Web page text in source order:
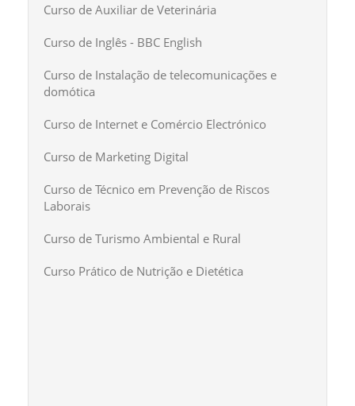
Curso de Auxiliar de Veterinária
Curso de Inglês - BBC English
Curso de Instalação de telecomunicações e
domótica
Curso de Internet e Comércio Electrónico
Curso de Marketing Digital
Curso de Técnico em Prevenção de Riscos
Laborais
Curso de Turismo Ambiental e Rural
Curso Prático de Nutrição e Dietética